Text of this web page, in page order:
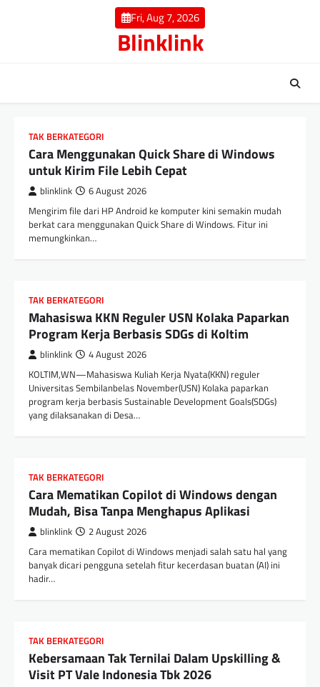
Fri, Aug 7, 2026
Blinklink
TAK BERKATEGORI
Cara Menggunakan Quick Share di Windows
untuk Kirim File Lebih Cepat
blinklink 6 August 2026
Mengirim file dari HP Android ke komputer kini semakin mudah
berkat cara menggunakan Quick Share di Windows. Fitur ini
memungkinkan…
TAK BERKATEGORI
Mahasiswa KKN Reguler USN Kolaka Paparkan
Program Kerja Berbasis SDGs di Koltim
blinklink 4 August 2026
KOLTIM,WN—Mahasiswa Kuliah Kerja Nyata(KKN) reguler
Universitas Sembilanbelas November(USN) Kolaka paparkan
program kerja berbasis Sustainable Development Goals(SDGs)
yang dilaksanakan di Desa…
TAK BERKATEGORI
Cara Mematikan Copilot di Windows dengan
Mudah, Bisa Tanpa Menghapus Aplikasi
blinklink 2 August 2026
Cara mematikan Copilot di Windows menjadi salah satu hal yang
banyak dicari pengguna setelah fitur kecerdasan buatan (AI) ini
hadir…
TAK BERKATEGORI
Kebersamaan Tak Ternilai Dalam Upskilling &
Visit PT Vale Indonesia Tbk 2026